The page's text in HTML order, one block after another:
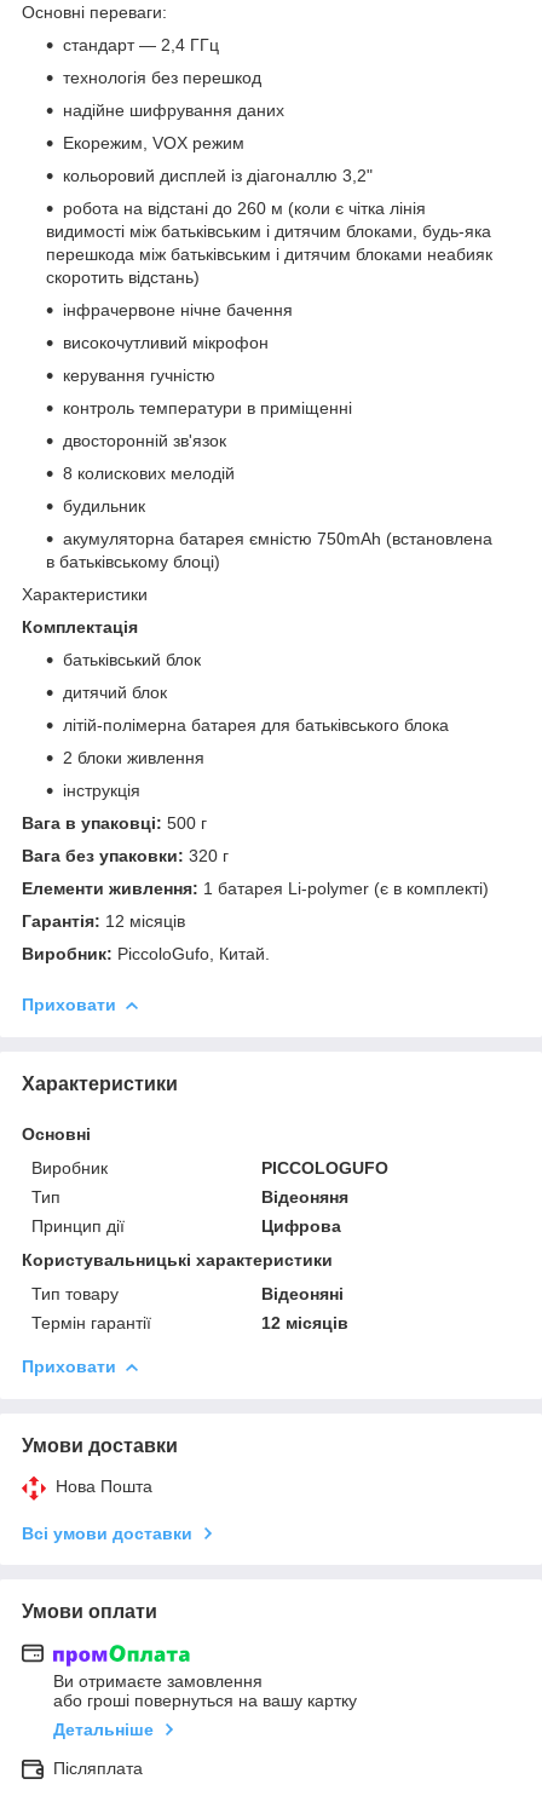
Основні переваги:
стандарт — 2,4 ГГц
технологія без перешкод
надійне шифрування даних
Екорежим, VOX режим
кольоровий дисплей із діагоналлю 3,2"
робота на відстані до 260 м (коли є чітка лінія
видимості між батьківським і дитячим блоками, будь-яка
перешкода між батьківським і дитячим блоками неабияк
скоротить відстань)
інфрачервоне нічне бачення
високочутливий мікрофон
керування гучністю
контроль температури в приміщенні
двосторонній зв'язок
8 колискових мелодій
будильник
акумуляторна батарея ємністю 750mAh (встановлена
в батьківському блоці)
Характеристики
Комплектація
батьківський блок
дитячий блок
літій-полімерна батарея для батьківського блока
2 блоки живлення
інструкція
Вага в упаковці: 500 г
Вага без упаковки: 320 г
Елементи живлення: 1 батарея Li-polymer (є в комплекті)
Гарантія: 12 місяців
Виробник: PiccoloGufo, Китай.
Приховати
Характеристики
Основні
Виробник
PICCOLOGUFO
Тип
Відеоняня
Принцип дії
Цифрова
Користувальницькі характеристики
Тип товару
Відеоняні
Термін гарантії
12 місяців
Приховати
Умови доставки
Нова Пошта
Всі умови доставки
Умови оплати
Ви отримаєте замовлення
або гроші повернуться на вашу картку
Детальніше
Післяплата